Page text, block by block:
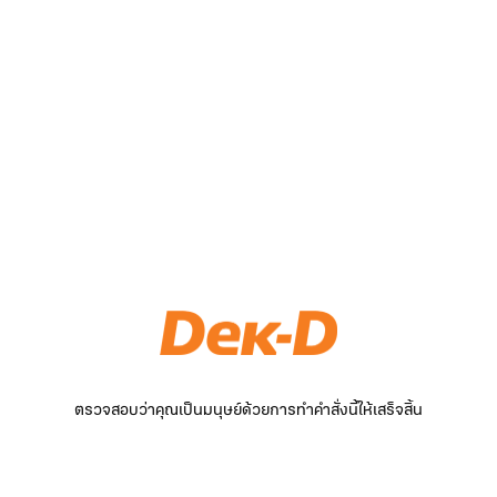
ตรวจสอบว่าคุณเป็นมนุษย์ด้วยการทำคำสั่งนี้ให้เสร็จสิ้น